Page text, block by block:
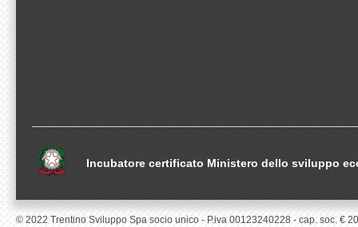
Incubatore certificato Ministero dello sviluppo
© 2022 Trentino Sviluppo Spa socio unico - P.iva 00123240228 - cap. soc. €